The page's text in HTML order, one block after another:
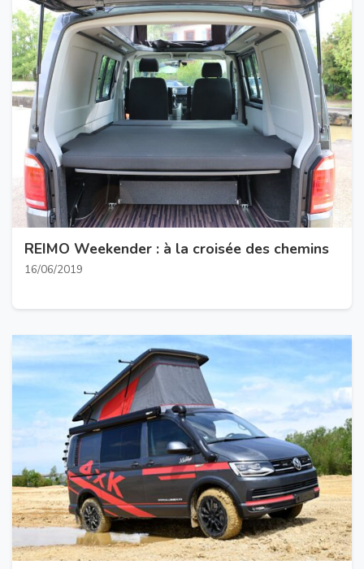
REIMO Weekender : à la croisée des chemins
16/06/2019